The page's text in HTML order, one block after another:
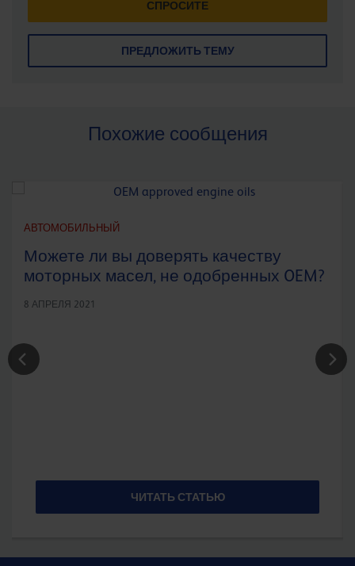
СПРОСИТЕ
ПРЕДЛОЖИТЬ ТЕМУ
Похожие сообщения
АВТОМОБИЛЬНЫЙ
Можете ли вы доверять качеству
моторных масел, не одобренных OEM?
8 АПРЕЛЯ 2021
ЧИТАТЬ СТАТЬЮ